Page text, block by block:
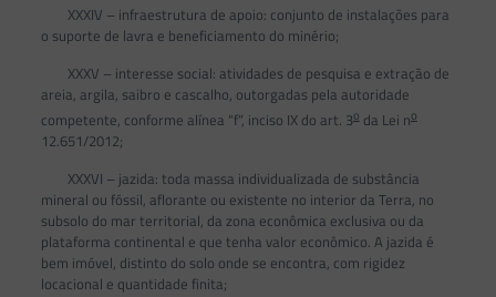
XXXIV – infraestrutura de apoio: conjunto de instalações para
o suporte de lavra e beneficiamento do minério;
XXXV – interesse social: atividades de pesquisa e extração de
areia, argila, saibro e cascalho, outorgadas pela autoridade
competente, conforme alínea “f”, inciso IX do art. 3oda Lei no
12.651/2012;
XXXVI – jazida: toda massa individualizada de substância
mineral ou fóssil, aflorante ou existente no interior da Terra, no
subsolo do mar territorial, da zona econômica exclusiva ou da
plataforma continental e que tenha valor econômico. A jazida é
bem imóvel, distinto do solo onde se encontra, com rigidez
locacional e quantidade finita;